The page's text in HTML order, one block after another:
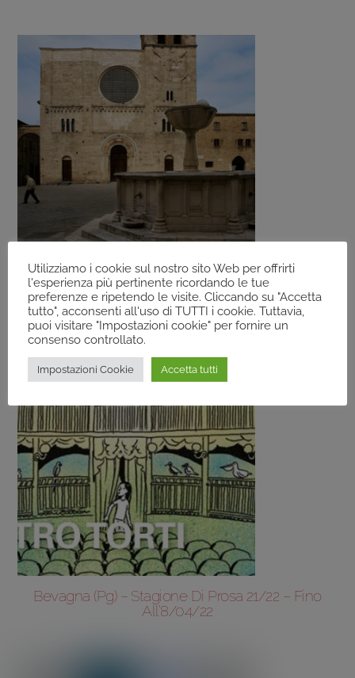
BEVAGNA (PG)
Bevagna (Pg) – Stagione Di Prosa 21/22 – Fino
All’8/04/22
Utilizziamo i cookie sul nostro sito Web per offrirti
l'esperienza più pertinente ricordando le tue
preferenze e ripetendo le visite. Cliccando su "Accetta
tutto", acconsenti all'uso di TUTTI i cookie. Tuttavia,
puoi visitare "Impostazioni cookie" per fornire un
consenso controllato.
Impostazioni Cookie Accetta tutti